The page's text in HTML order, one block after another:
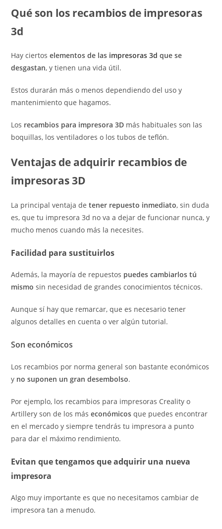
Qué son los recambios de impresoras
3d
Hay ciertoselementos de las impresoras 3d que se
desgastan, y tienen una vida útil.
Estos durarán más o menos dependiendo del uso y
mantenimiento que hagamos.
Los recambios para impresora 3D más habituales son las
boquillas, los ventiladores o los tubos de teflón.
Ventajas de adquirir recambios de
impresoras 3D
La principal ventaja detener repuesto inmediato, sin duda
es, que tu impresora 3d no va a dejar de funcionar nunca, y
mucho menos cuando más la necesites.
Facilidad para sustituirlos
Además, la mayoría de repuestos puedes cambiarlos tú
mismo sin necesidad de grandes conocimientos técnicos.
Aunque sí hay que remarcar, que es necesario tener
algunos detalles en cuenta o ver algún tutorial.
Son económicos
Los recambios por norma general son bastante económicos
y no suponen un gran desembolso.
Por ejemplo, los recambios para impresoras Creality o
Artillery son de los máseconómicos que puedes encontrar
en el mercado y siempre tendrás tu impresora a punto
para dar el máximo rendimiento.
Evitan que tengamos que adquirir una nueva
impresora
Algo muy importante es que no necesitamos cambiar de
impresora tan a menudo.